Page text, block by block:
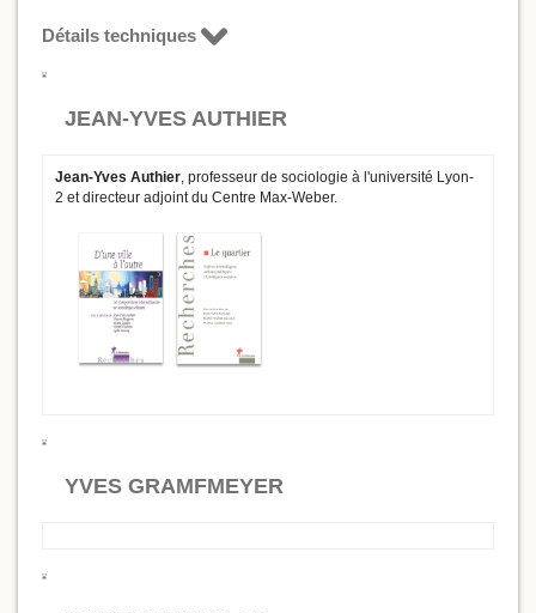
Détails techniques
JEAN-YVES AUTHIER
Jean-Yves Authier, professeur de sociologie à l'université Lyon-
2 et directeur adjoint du Centre Max-Weber.
YVES GRAMFMEYER